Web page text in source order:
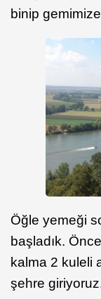
binip
Öğle yemeği
başladık.
kalma 2 kuleli
şehre